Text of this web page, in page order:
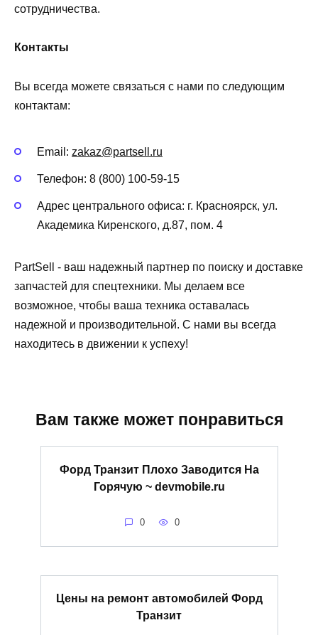
сотрудничества.
Контакты
Вы всегда можете связаться с нами по следующим
контактам:
Email: zakaz@partsell.ru
Телефон: 8 (800) 100-59-15
Адрес центрального офиса: г. Красноярск, ул.
Академика Киренского, д.87, пом. 4
PartSell - ваш надежный партнер по поиску и доставке
запчастей для спецтехники. Мы делаем все
возможное, чтобы ваша техника оставалась
надежной и производительной. С нами вы всегда
находитесь в движении к успеху!
Вам также может понравиться
Форд Транзит Плохо Заводится На
Горячую ~ devmobile.ru
0 0
Цены на ремонт автомобилей Форд
Транзит